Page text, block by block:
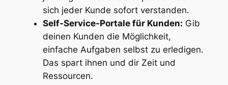
sich jeder Kunde sofort verstanden.
Self-Service-Portale für Kunden: Gib
deinen Kunden die Möglichkeit,
einfache Aufgaben selbst zu erledigen.
Das spart ihnen und dir Zeit und
Ressourcen.